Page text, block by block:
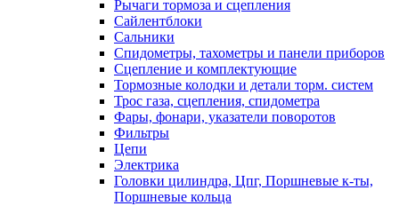
Рычаги тормоза и сцепления
Сайлентблоки
Сальники
Спидометры, тахометры и панели приборов
Сцепление и комплектующие
Тормозные колодки и детали торм. систем
Трос газа, сцепления, спидометра
Фары, фонари, указатели поворотов
Фильтры
Цепи
Электрика
Головки цилиндра, Цпг, Поршневые к-ты,
Поршневые кольца